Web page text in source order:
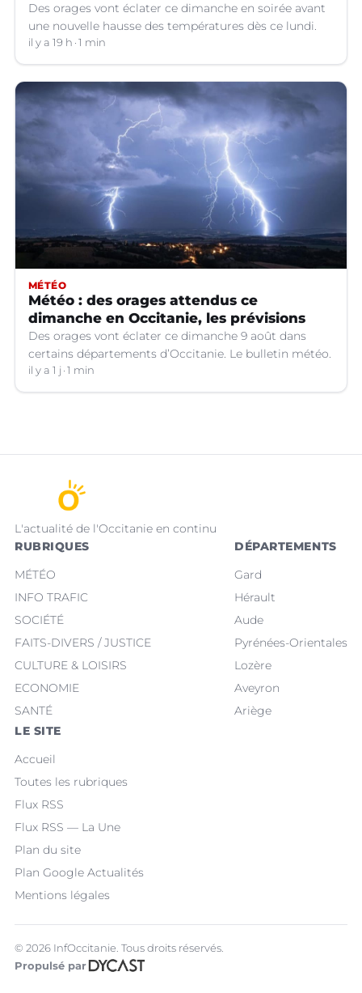
Des orages vont éclater ce dimanche en soirée avant
une nouvelle hausse des températures dès ce lundi.
il y a 19 h 1 min
MÉTÉO
Météo : des orages attendus ce
dimanche en Occitanie, les prévisions
Des orages vont éclater ce dimanche 9 août dans
certains départements d’Occitanie. Le bulletin météo.
il y a 1 j 1 min
L'actualité de l'Occitanie en continu
RUBRIQUES
MÉTÉO
INFO TRAFIC
SOCIÉTÉ
FAITS-DIVERS / JUSTICE
CULTURE & LOISIRS
ECONOMIE
SANTÉ
DÉPARTEMENTS
Gard
Hérault
Aude
Pyrénées-Orientales
Lozère
Aveyron
Ariège
LE SITE
Accueil
Toutes les rubriques
Flux RSS
Flux RSS — La Une
Plan du site
Plan Google Actualités
Mentions légales
© 2026 InfOccitanie. Tous droits réservés.
Propulsé par